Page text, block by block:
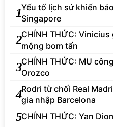
1Yếu tố lịch sử khiến
Singapore
2CHÍNH THỨC: Vinicius
mộng bom tấn
3CHÍNH THỨC: MU
Orozco
4Rodri từ chối Real
gia nhập Barcelona
5CHÍNH THỨC: Yan